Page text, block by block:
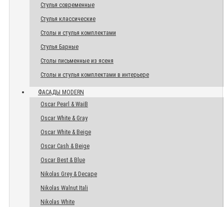
Стулья современные
Стулья классические
Столы и стулья комплектами
Стулья Барные
Столы письменные из ясеня
Столы и стулья комплектами в интерьере
ФАСАДЫ MODERN
Oscar Pearl & WaiB
Oscar White & Gray
Oscar White & Beige
Oscar Cash & Beige
Oscar Best & Blue
Nikolas Grey & Decape
Nikolas Walnut Itali
Nikolas White